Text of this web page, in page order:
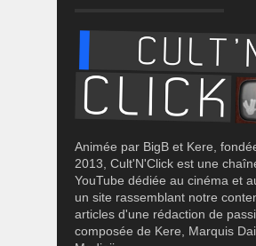
Animée par BigB et Kere,
2013, Cult'N'Click est une
YouTube dédiée au cinéma et
un site rassemblant notre
articles d'une rédaction de
composée de Kere, Marquis